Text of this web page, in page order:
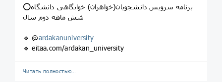
⭕️برنامه سرویس دانشجویان(خواهران) خوابگاهی دانشگاه
شش ماهه دوم سال
🔹 @ardakanuniversity
🔹 eitaa.com/ardakan_university
Читать полностью…